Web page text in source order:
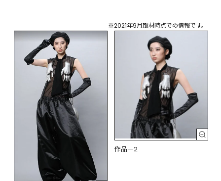
※2021年9月取材時点での情報です。
作品－2